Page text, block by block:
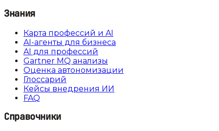
Знания
Карта профессий и AI
AI-агенты для бизнеса
AI для профессий
Gartner MQ анализы
Оценка автономизации
Глоссарий
Кейсы внедрения ИИ
FAQ
Справочники